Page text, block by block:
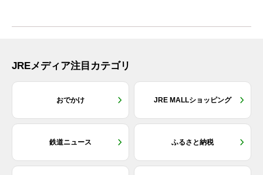
JREメディア注目カテゴリ
おでかけ JRE MALLショッピング
鉄道ニュース ふるさと納税